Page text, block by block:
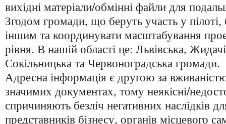
вихідні матеріали/обмінні файли для
Згодом громади, що беруть участь у
іншим та координувати масштабування
рівня. В нашій області це: Львівська,
Сокільницька та Червоноградська громади.
Адресна інформація є другою за
значимих документах, тому неякісні/
спричиняють безліч негативних наслідків
представників бізнесу, органів місцевого